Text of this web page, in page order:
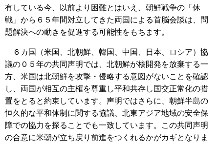
有している今、以前より困難とはいえ、朝鮮戦争の「休
戦」から６５年間対立してきた両国による首脳会談は、問
題解決への動きを促進する可能性をもちます。
６カ国（米国、北朝鮮、韓国、中国、日本、ロシア）協
議の０５年の共同声明では、北朝鮮が核開発を放棄する一
方、米国は北朝鮮を攻撃・侵略する意図がないことを確認
し、両国が相互の主権を尊重し平和共存し国交正常化の措
置をとると約束しています。声明ではさらに、朝鮮半島の
恒久的な平和体制に関する協議、北東アジア地域の安全保
障での協力を探ることでも一致しています。この共同声明
の合意に米朝が立ち戻り前進をつくれるかがカギとなりま